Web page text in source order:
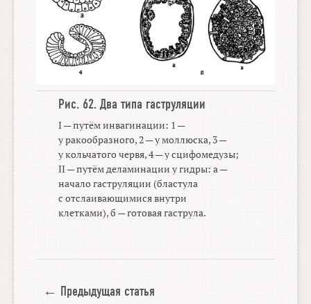
Рис. 62.Два типа гаструляции
I — путём инвагинации: 1 —
у ракообразного, 2 — у моллюска, 3 —
у кольчатого червя, 4 — у сцифомедузы;
II — путём деламинации у гидры: а —
начало гаструляции (бластула
с отслаивающимися внутри
клетками), б — готовая гаструла.
← Предыдущая статья